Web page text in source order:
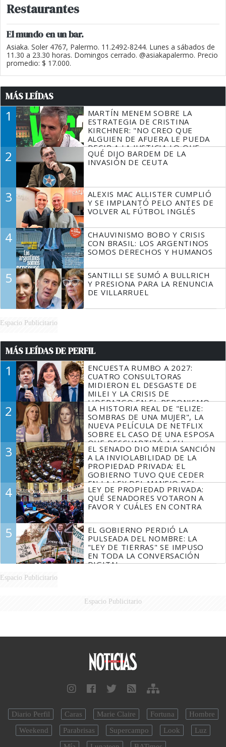
Restaurantes
El mundo en un bar.
Asiaka. Soler 4767, Palermo. 11.2492-8244. Lunes a sábados de
11.30 a 23.30 horas. Domingos cerrado. @asiakapalermo. Precio
promedio: $ 17.000.
MÁS LEÍDAS
1
MARTÍN MENEM SOBRE LA
ESTRATEGIA DE CRISTINA
KIRCHNER: "NO CREO QUE
ALGUIEN DE AFUERA LE PUEDA
DECIR A LA JUSTICIA LO QUE
TIENE QUE HACER"
2
QUÉ DIJO BARDEM DE LA
INVASIÓN DE CEUTA
3
ALEXIS MAC ALLISTER CUMPLIÓ
Y SE IMPLANTÓ PELO ANTES DE
VOLVER AL FÚTBOL INGLÉS
4
CHAUVINISMO BOBO Y CRISIS
CON BRASIL: LOS ARGENTINOS
SOMOS DERECHOS Y HUMANOS
5
SANTILLI SE SUMÓ A BULLRICH
Y PRESIONA PARA LA RENUNCIA
DE VILLARRUEL
Espacio Publicitario
MÁS LEÍDAS DE PERFIL
1
ENCUESTA RUMBO A 2027:
CUATRO CONSULTORAS
MIDIERON EL DESGASTE DE
MILEI Y LA CRISIS DE
LIDERAZGO EN EL PERONISMO
2
LA HISTORIA REAL DE "ELIZE:
SOMBRAS DE UNA MUJER", LA
NUEVA PELÍCULA DE NETFLIX
SOBRE EL CASO DE UNA ESPOSA
QUE DESCUARTIZÓ A SU
MARIDO
3
EL SENADO DIO MEDIA SANCIÓN
A LA INVIOLABILIDAD DE LA
PROPIEDAD PRIVADA: EL
GOBIERNO TUVO QUE CEDER
EN LA LEY DEL MANEJO DEL
FUEGO
4
LEY DE PROPIEDAD PRIVADA:
QUÉ SENADORES VOTARON A
FAVOR Y CUÁLES EN CONTRA
5
EL GOBIERNO PERDIÓ LA
PULSEADA DEL NOMBRE: LA
"LEY DE TIERRAS" SE IMPUSO
EN TODA LA CONVERSACIÓN
DIGITAL
Espacio Publicitario
Espacio Publicitario
Diario Perfil Caras Marie Claire Fortuna
Hombre
Weekend
Parabrisas Supercampo Look
Luz